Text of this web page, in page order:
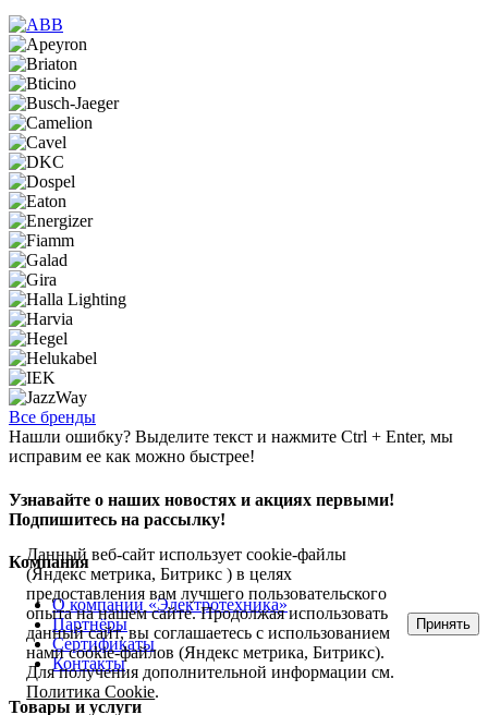
Все бренды
Нашли ошибку? Выделите текст и нажмите Ctrl + Enter, мы
исправим ее как можно быстрее!
Узнавайте о наших новостях и акциях первыми!
Подпишитесь на рассылку!
Компания
О компании «Электротехника»
Партнёры
Сертификаты
Контакты
Товары и услуги
Данный веб-сайт использует cookie-файлы
(Яндекс метрика, Битрикс ) в целях
предоставления вам лучшего пользовательского
опыта на нашем сайте. Продолжая использовать
данный сайт, вы соглашаетесь с использованием
нами cookie-файлов (Яндекс метрика, Битрикс).
Для получения дополнительной информации см.
Политика Cookie.
Принять